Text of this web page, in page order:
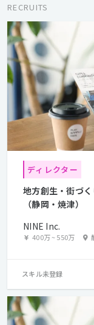
RECRUITS
ディレクター
地方創生・街づ
（静岡・焼津）
NINE Inc.
400万~550万
スキル未登録